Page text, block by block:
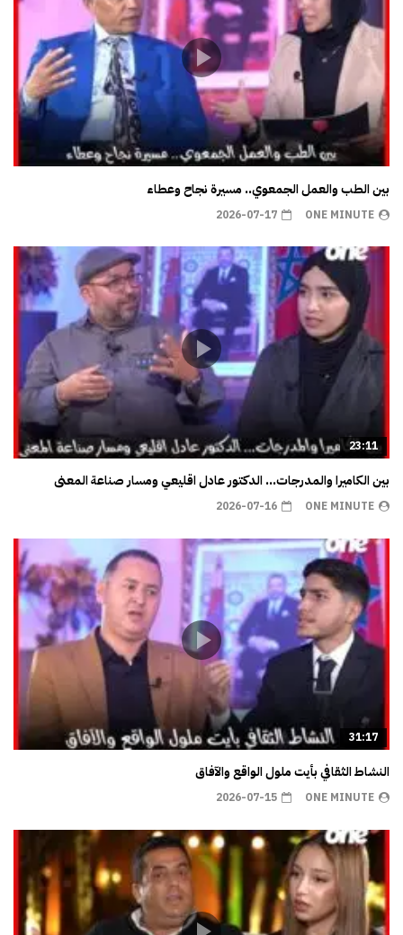
بين الطب والعمل الجمعوي.. مسيرة نجاح وعطاء
ONE MINUTE
2026-07-17
23:11
بين الكاميرا والمدرجات… الدكتور عادل اقليعي ومسار صناعة المعنى
ONE MINUTE
2026-07-16
31:17
النشاط الثقافي بأيت ملول الواقع والآفاق
ONE MINUTE
2026-07-15